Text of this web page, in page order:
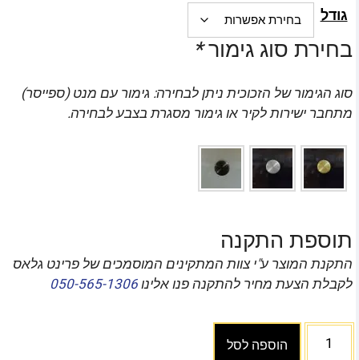
גודל
בחירת סוג גימור*
סוג הגימור של הזכוכית ניתן לבחירה: גימור עם מנט (ספייסר)
מתחבר ישירות לקיר או גימור מסגרת בצבע לבחירה.
תוספת התקנה
התקנת המוצר ע"י צוות המתקינים המוסמכים של פרינט גלאס
לקבלת הצעת מחיר להתקנה פנו אלינו050-565-1306
הוספה לסל